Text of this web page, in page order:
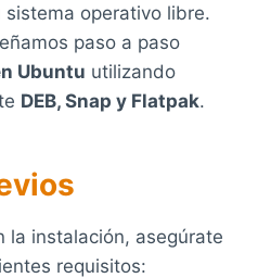
operativo libre.
paso a paso
Ubuntu utilizando
DEB, Snap y Flatpak.
la instalación, asegúrate
requisitos: